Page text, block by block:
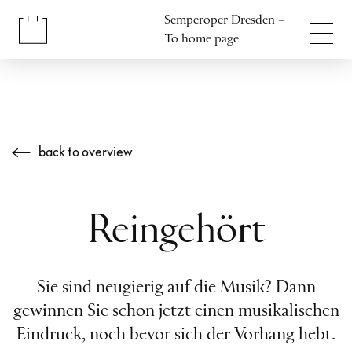
Semperoper Dresden –
To home page
back to overview
Reingehört
Sie sind neugierig auf die Musik? Dann
gewinnen Sie schon jetzt einen musikalischen
Eindruck, noch bevor sich der Vorhang hebt.